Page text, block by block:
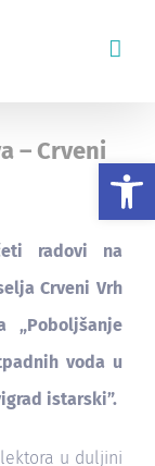
– Crveni
radovi na
Crveni Vrh
„Poboljšanje
voda u
istarski”.
u duljini